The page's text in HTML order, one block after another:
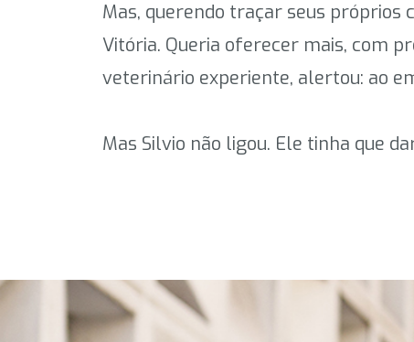
Mas, querendo traçar seus próprios
Vitória. Queria oferecer mais, com
veterinário experiente, alertou: ao
Mas Silvio não ligou. Ele tinha que